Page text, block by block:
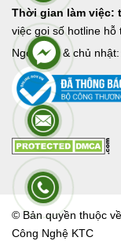
Thời gian làm việc:
việc goi số hotline hỗ
Ngoài giờ & chủ
© Bản quyền thuộc
Công Nghệ KTC